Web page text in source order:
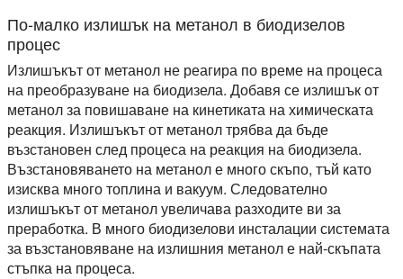
По-малко излишък на метанол в биодизелов
процес
Излишъкът от метанол не реагира по време на процеса
на преобразуване на биодизела. Добавя се излишък от
метанол за повишаване на кинетиката на химическата
реакция. Излишъкът от метанол трябва да бъде
възстановен след процеса на реакция на биодизела.
Възстановяването на метанол е много скъпо, тъй като
изисква много топлина и вакуум. Следователно
излишъкът от метанол увеличава разходите ви за
преработка. В много биодизелови инсталации системата
за възстановяване на излишния метанол е най-скъпата
стъпка на процеса.